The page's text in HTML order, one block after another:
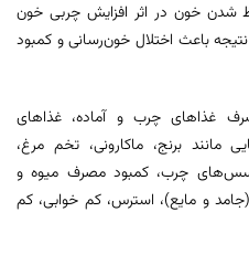
شدن خون در اثر افزایش چربی خون
باعث اختلال خون‌رسانی و کمبود
غذاهای چرب و آماده، غذاهای
مانند برنج، ماکارونی، تخم مرغ،
سس‌های چرب، کمبود مصرف میوه و
و مایع)، استرس، کم خوابی، کم